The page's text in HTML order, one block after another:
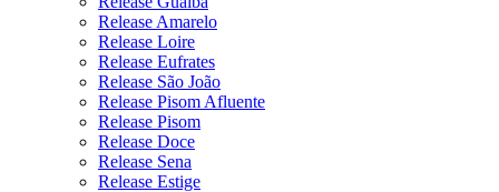
Release Amarelo
Release Loire
Release Eufrates
Release São João
Release Pisom Afluente
Release Pisom
Release Doce
Release Sena
Release Estige